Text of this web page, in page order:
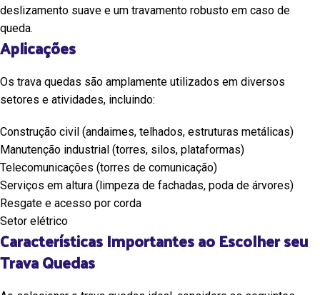
deslizamento suave e um travamento robusto em caso de
queda.
Aplicações
Os trava quedas são amplamente utilizados em diversos
setores e atividades, incluindo:
Construção civil (andaimes, telhados, estruturas metálicas)
Manutenção industrial (torres, silos, plataformas)
Telecomunicações (torres de comunicação)
Serviços em altura (limpeza de fachadas, poda de árvores)
Resgate e acesso por corda
Setor elétrico
Características Importantes ao Escolher seu
Trava Quedas